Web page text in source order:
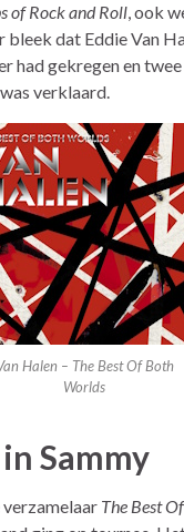
of Rock and Roll, ook
bleek dat Eddie Van
had gekregen en
verklaard.
Halen – The Best Of Both
Worlds
Sammy
The Best